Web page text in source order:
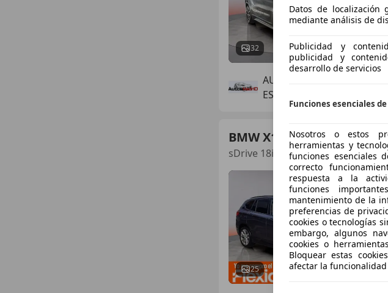
32
AUTOS MADRID MÓSTOLES
ES-28933 MÓSTOLES
BMW X1
sDrive 18iA
25
Datos de localización
mediante análisis de
Publicidad y
publicidad y
desarrollo de servicios
Funciones esenciales
Nosotros o estos
herramientas y
funciones esenciales
correcto
respuesta a la
funciones
mantenimiento de la
preferencias de
cookies o tecnologías
embargo, algunos
cookies o
Bloquear estas
afectar la